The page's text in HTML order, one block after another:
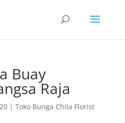
Buay
Raja
| Toko Bunga Chila Florist